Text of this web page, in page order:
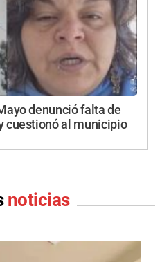
denunció falta de
cuestionó al municipio
noticias